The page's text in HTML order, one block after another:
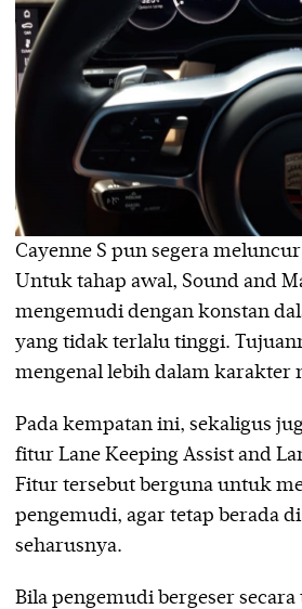
Cayenne S pun segera
Untuk tahap awal, Sound and
mengemudi dengan konstan
yang tidak terlalu tinggi.
mengenal lebih dalam karakter
Pada kempatan ini, sekaligus
fitur Lane Keeping Assist and
Fitur tersebut berguna untuk
pengemudi, agar tetap berada
seharusnya.
Bila pengemudi bergeser